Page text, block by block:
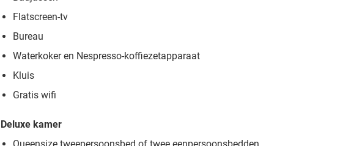
Flatscreen-tv
Bureau
Waterkoker en Nespresso-koffiezetapparaat
Kluis
Gratis wifi
Deluxe kamer